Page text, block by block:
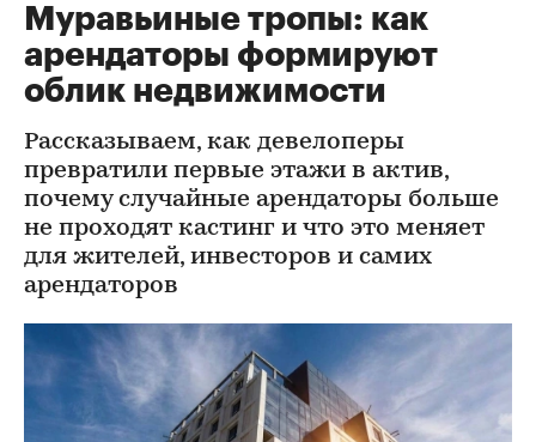
Муравьиные тропы: как
арендаторы формируют
облик недвижимости
Рассказываем, как девелоперы
превратили первые этажи в актив,
почему случайные арендаторы больше
не проходят кастинг и что это меняет
для жителей, инвесторов и самих
арендаторов